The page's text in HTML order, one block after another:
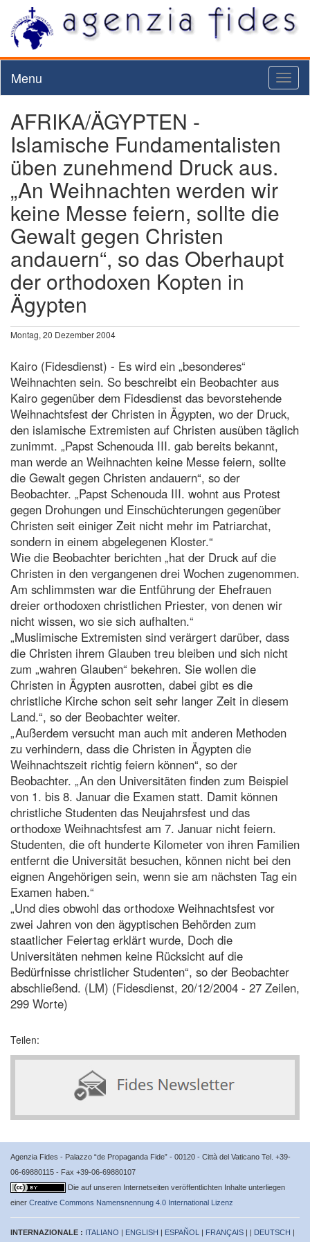
Menu
AFRIKA/ÄGYPTEN -
Islamische Fundamentalisten
üben zunehmend Druck aus.
„An Weihnachten werden wir
keine Messe feiern, sollte die
Gewalt gegen Christen
andauern“, so das Oberhaupt
der orthodoxen Kopten in
Ägypten
Montag, 20 Dezember 2004
Kairo (Fidesdienst) - Es wird ein „besonderes“
Weihnachten sein. So beschreibt ein Beobachter aus
Kairo gegenüber dem Fidesdienst das bevorstehende
Weihnachtsfest der Christen in Ägypten, wo der Druck,
den islamische Extremisten auf Christen ausüben täglich
zunimmt. „Papst Schenouda III. gab bereits bekannt,
man werde an Weihnachten keine Messe feiern, sollte
die Gewalt gegen Christen andauern“, so der
Beobachter. „Papst Schenouda III. wohnt aus Protest
gegen Drohungen und Einschüchterungen gegenüber
Christen seit einiger Zeit nicht mehr im Patriarchat,
sondern in einem abgelegenen Kloster.“
Wie die Beobachter berichten „hat der Druck auf die
Christen in den vergangenen drei Wochen zugenommen.
Am schlimmsten war die Entführung der Ehefrauen
dreier orthodoxen christlichen Priester, von denen wir
nicht wissen, wo sie sich aufhalten.“
„Muslimische Extremisten sind verärgert darüber, dass
die Christen ihrem Glauben treu bleiben und sich nicht
zum „wahren Glauben“ bekehren. Sie wollen die
Christen in Ägypten ausrotten, dabei gibt es die
christliche Kirche schon seit sehr langer Zeit in diesem
Land.“, so der Beobachter weiter.
„Außerdem versucht man auch mit anderen Methoden
zu verhindern, dass die Christen in Ägypten die
Weihnachtszeit richtig feiern können“, so der
Beobachter. „An den Universitäten finden zum Beispiel
von 1. bis 8. Januar die Examen statt. Damit können
christliche Studenten das Neujahrsfest und das
orthodoxe Weihnachtsfest am 7. Januar nicht feiern.
Studenten, die oft hunderte Kilometer von ihren Familien
entfernt die Universität besuchen, können nicht bei den
eignen Angehörigen sein, wenn sie am nächsten Tag ein
Examen haben.“
„Und dies obwohl das orthodoxe Weihnachtsfest vor
zwei Jahren von den ägyptischen Behörden zum
staatlicher Feiertag erklärt wurde, Doch die
Universitäten nehmen keine Rücksicht auf die
Bedürfnisse christlicher Studenten“, so der Beobachter
abschließend. (LM) (Fidesdienst, 20/12/2004 - 27 Zeilen,
299 Worte)
Teilen:
Agenzia Fides - Palazzo “de Propaganda Fide” - 00120 - Città del Vaticano Tel. +39-
06-69880115 - Fax +39-06-69880107
Die auf unseren Internetseiten veröffentlichten Inhalte unterliegen
einer Creative Commons Namensnennung 4.0 International Lizenz
INTERNAZIONALE : ITALIANO | ENGLISH | ESPAÑOL | FRANÇAIS | | DEUTSCH |